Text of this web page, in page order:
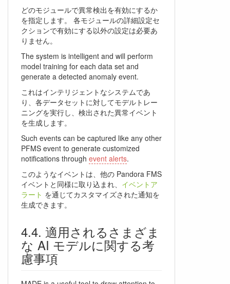
どのモジュールで異常検出を有効にするか
を指定します。 各モジュールの詳細設定セ
クションで有効にする以外の設定は必要あ
りません。
The system is intelligent and will perform
model training for each data set and
generate a detected anomaly event.
これはインテリジェントなシステムであ
り、各データセットに対してモデルトレー
ニングを実行し、検出された異常イベント
を生成します。
Such events can be captured like any other
PFMS event to generate customized
notifications through event alerts.
このようなイベントは、他の Pandora FMS
イベントと同様に取り込まれ、 イベントア
ラート を通じてカスタマイズされた通知を
生成できます。
適用されるさまざま
な AI モデルに関する考
慮事項